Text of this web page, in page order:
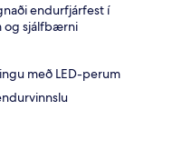
endurfjárfest í
og sjálfbærni
með LED-perum